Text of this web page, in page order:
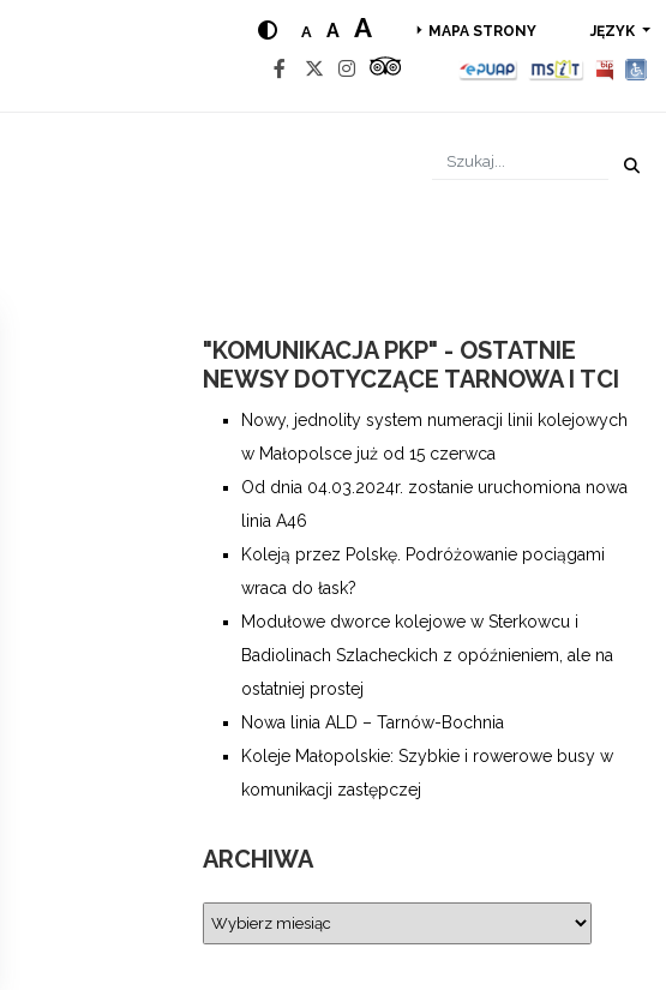
A A A MAPA STRONY JĘZYK
"KOMUNIKACJA PKP" - OSTATNIE
NEWSY DOTYCZĄCE TARNOWA I TCI
Nowy, jednolity system numeracji linii kolejowych
w Małopolsce już od 15 czerwca
Od dnia 04.03.2024r. zostanie uruchomiona nowa
linia A46
Koleją przez Polskę. Podróżowanie pociągami
wraca do łask?
Modułowe dworce kolejowe w Sterkowcu i
Badiolinach Szlacheckich z opóźnieniem, ale na
ostatniej prostej
Nowa linia ALD – Tarnów-Bochnia
Koleje Małopolskie: Szybkie i rowerowe busy w
komunikacji zastępczej
ARCHIWA